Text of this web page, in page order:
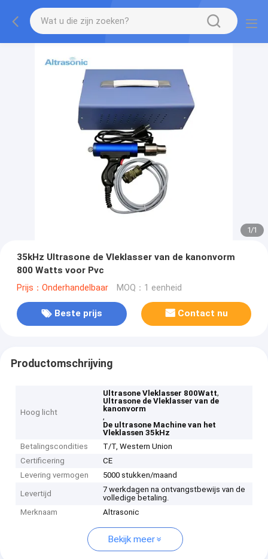
1/1
35kHz Ultrasone de Vleklasser van de kanonvorm
800 Watts voor Pvc
Prijs：Onderhandelbaar MOQ：1 eenheid
Beste prijs Contact nu
Productomschrijving
Hoog licht
Ultrasone Vleklasser 800Watt,
Ultrasone de Vleklasser van de
kanonvorm
,
De ultrasone Machine van het
Vleklassen 35kHz
Betalingscondities
T/T, Western Union
Certificering
CE
Levering vermogen
5000 stukken/maand
Levertijd
7 werkdagen na ontvangstbewijs van de
volledige betaling.
Merknaam
Altrasonic
Bekijk meer